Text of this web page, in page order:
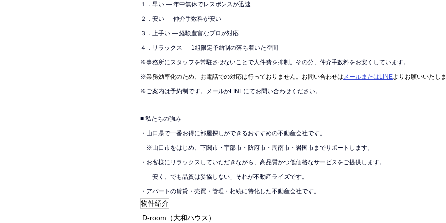
１．早い — 年中無休でレスポンスが迅速
２．安い — 仲介手数料が安い
３．上手い — 経験豊富なプロが対応
４．リラックス — 1組限定予約制の落ち着いた空間
※事務所にスタッフを常駐させないことで人件費を抑制。その分、仲介手数料をお安くしています。
※業務効率化のため、お電話での対応は行っておりません。お問い合わせは メールまたはLINEよりお願いいたし
※ご案内は予約制です。 メールかLINEにてお問い合わせください。
■ 私たちの強み
・山口県で一番お得に部屋探しができるおすすめの不動産会社です。
※山口市をはじめ、下関市・宇部市・防府市・周南市・岩国市までサポートします。
・お客様にリラックスしていただきながら、高品質かつ低価格なサービスをご提供します。
「安く、でも品質は妥協しない」それが不動産ライズです。
・アパートの賃貸・売買・管理・相続に特化した不動産会社です。
物件紹介
D-room（大和ハウス）